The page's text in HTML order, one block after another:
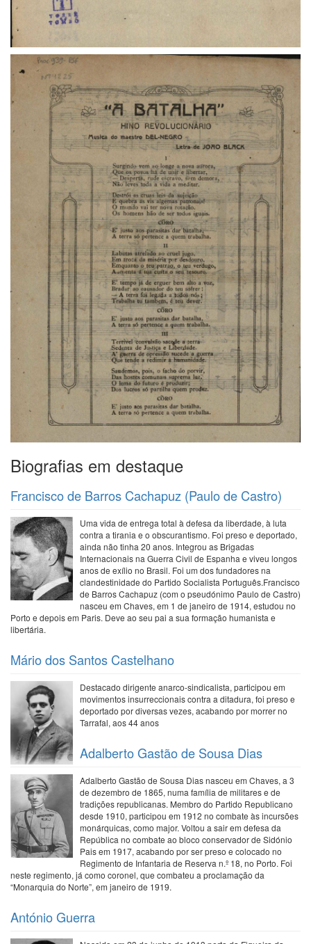
Biografias em destaque
Francisco de Barros Cachapuz (Paulo de Castro)
Uma vida de entrega total à defesa da liberdade, à luta
contra a tirania e o obscurantismo. Foi preso e deportado,
ainda não tinha 20 anos. Integrou as Brigadas
Internacionais na Guerra Civil de Espanha e viveu longos
anos de exílio no Brasil. Foi um dos fundadores na
clandestinidade do Partido Socialista Português.Francisco
de Barros Cachapuz (com o pseudónimo Paulo de Castro)
nasceu em Chaves, em 1 de janeiro de 1914, estudou no
Porto e depois em Paris. Deve ao seu pai a sua formação humanista e
libertária.
Mário dos Santos Castelhano
Destacado dirigente anarco-sindicalista, participou em
movimentos insurreccionais contra a ditadura, foi preso e
deportado por diversas vezes, acabando por morrer no
Tarrafal, aos 44 anos
Adalberto Gastão de Sousa Dias
Adalberto Gastão de Sousa Dias nasceu em Chaves, a 3
de dezembro de 1865, numa família de militares e de
tradições republicanas. Membro do Partido Republicano
desde 1910, participou em 1912 no combate às incursões
monárquicas, como major. Voltou a sair em defesa da
República no combate ao bloco conservador de Sidónio
Pais em 1917, acabando por ser preso e colocado no
Regimento de Infantaria de Reserva n.º 18, no Porto. Foi
neste regimento, já como coronel, que combateu a proclamação da
“Monarquia do Norte”, em janeiro de 1919.
António Guerra